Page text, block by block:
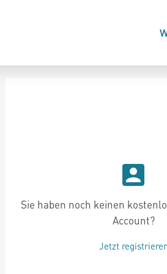
Sie haben noch keinen
Account?
Jetzt